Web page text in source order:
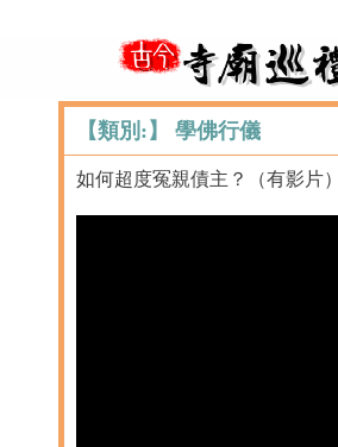
【類別:】 學佛行儀
如何超度冤親債主？（有影片）